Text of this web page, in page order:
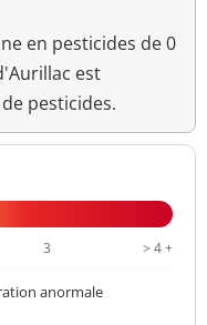
en pesticides de 0
est
pesticides.
3 > 4 +
anormale